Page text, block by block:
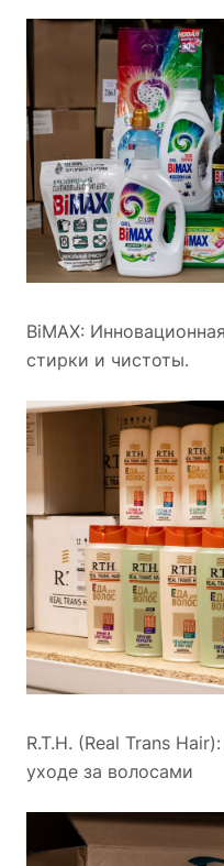
BiMAX:
стирки и чистоты.
R.T.H. (Real Trans
уходе за волосами